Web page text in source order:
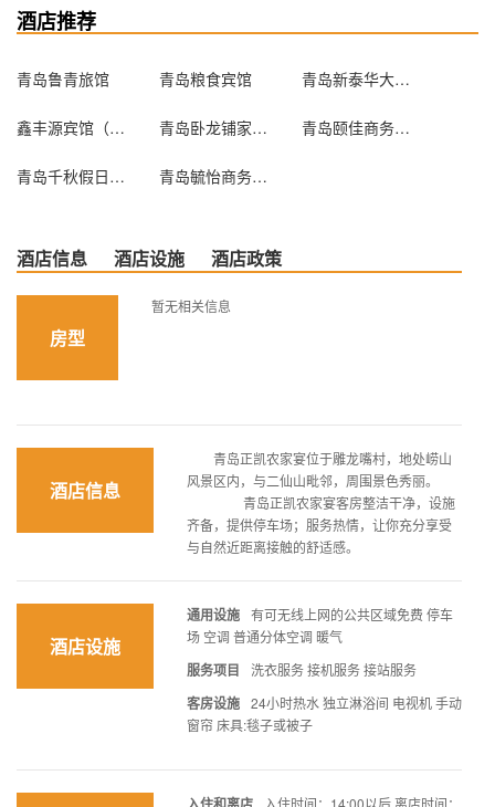
酒店推荐
青岛鲁青旅馆 青岛粮食宾馆 青岛新泰华大酒店
鑫丰源宾馆（青岛范县路店） 青岛卧龙铺家庭宾馆 青岛颐佳商务酒店
青岛千秋假日大酒店 青岛毓怡商务宾馆
酒店信息 酒店设施 酒店政策
房型
暂无相关信息
酒店信息
青岛正凯农家宴位于雕龙嘴村，地处崂山
风景区内，与二仙山毗邻，周围景色秀丽。
青岛正凯农家宴客房整洁干净，设施
齐备，提供停车场；服务热情，让你充分享受
与自然近距离接触的舒适感。
酒店设施
通用设施 有可无线上网的公共区域免费 停车
场 空调 普通分体空调 暖气
服务项目 洗衣服务 接机服务 接站服务
客房设施 24小时热水 独立淋浴间 电视机 手动
窗帘 床具:毯子或被子
入住时间：14:00以后 离店时间：